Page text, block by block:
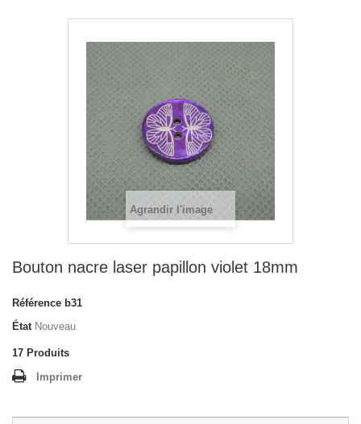
Agrandir l'image
Bouton nacre laser papillon violet 18mm
Référence b31
État Nouveau
17 Produits
Imprimer